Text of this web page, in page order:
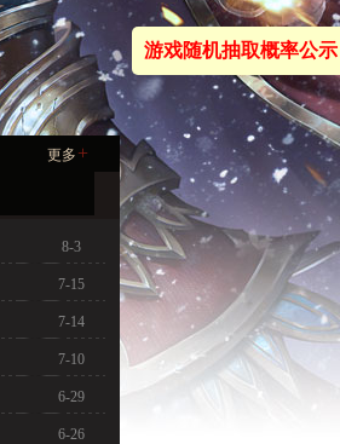
更多 +
8-3
7-15
7-14
7-10
6-29
6-26
游戏随机抽取概率公示